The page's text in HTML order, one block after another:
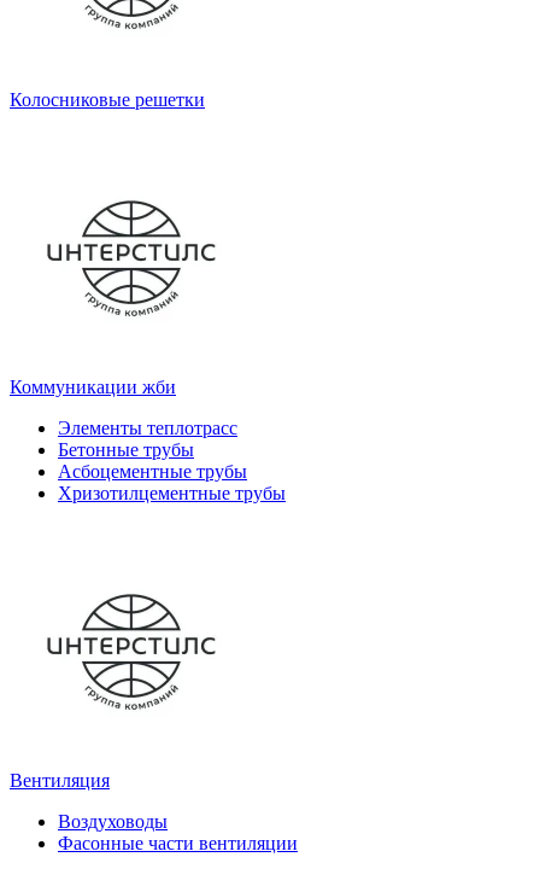
Колосниковые решетки
Коммуникации жби
Элементы теплотрасс
Бетонные трубы
Асбоцементные трубы
Хризотилцементные трубы
Вентиляция
Воздуховоды
Фасонные части вентиляции